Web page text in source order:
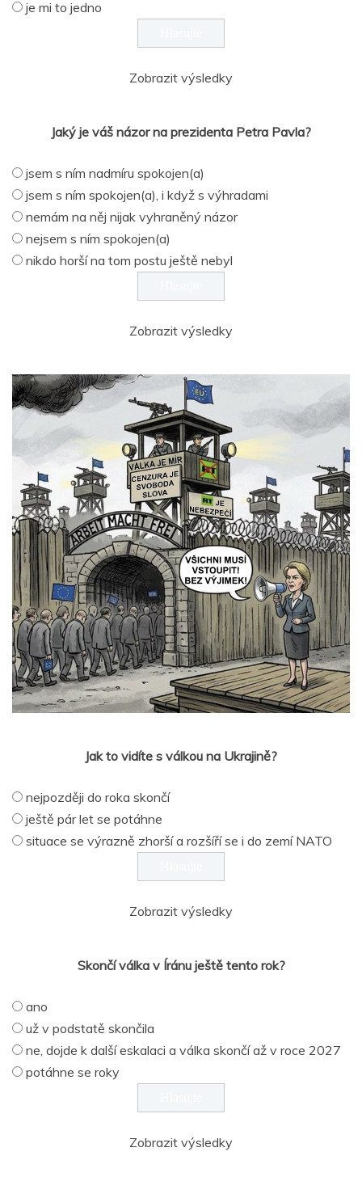
je mi to jedno
Zobrazit výsledky
Jaký je váš názor na prezidenta Petra Pavla?
jsem s ním nadmíru spokojen(a)
jsem s ním spokojen(a), i když s výhradami
nemám na něj nijak vyhraněný názor
nejsem s ním spokojen(a)
nikdo horší na tom postu ještě nebyl
Zobrazit výsledky
Jak to vidíte s válkou na Ukrajině?
nejpozději do roka skončí
ještě pár let se potáhne
situace se výrazně zhorší a rozšíří se i do zemí NATO
Zobrazit výsledky
Skončí válka v Íránu ještě tento rok?
ano
už v podstatě skončila
ne, dojde k další eskalaci a válka skončí až v roce 2027
potáhne se roky
Zobrazit výsledky